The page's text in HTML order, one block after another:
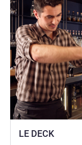
LE DECK